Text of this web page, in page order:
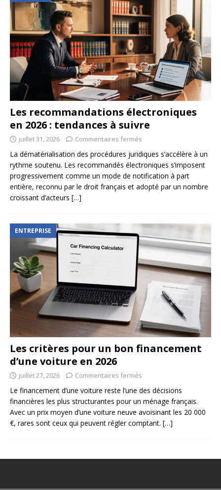
Les recommandations électroniques
en 2026 : tendances à suivre
juillet 31, 2026 Commentaires fermés
La dématérialisation des procédures juridiques s’accélère à un
rythme soutenu. Les recommandés électroniques s’imposent
progressivement comme un mode de notification à part
entière, reconnu par le droit français et adopté par un nombre
croissant d’acteurs […]
ENTREPRISE
Les critères pour un bon financement
d’une voiture en 2026
juillet 27, 2026 Commentaires fermés
Le financement d’une voiture reste l’une des décisions
financières les plus structurantes pour un ménage français.
Avec un prix moyen d’une voiture neuve avoisinant les 20 000
€, rares sont ceux qui peuvent régler comptant. […]